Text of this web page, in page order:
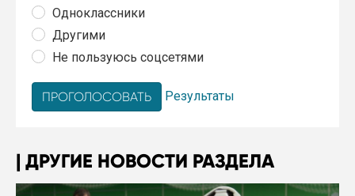
Одноклассники
Другими
Не пользуюсь соцсетями
Результаты
ДРУГИЕ НОВОСТИ РАЗДЕЛА